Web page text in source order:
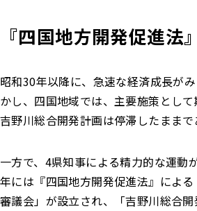
『四国地方開発促進法
昭和30年以降に、急速な経済成長が
かし、四国地域では、主要施策とし
吉野川総合開発計画は停滞したままで
一方で、4県知事による精力的な運動
年には『四国地方開発促進法』によ
審議会」が設立され、「吉野川総合